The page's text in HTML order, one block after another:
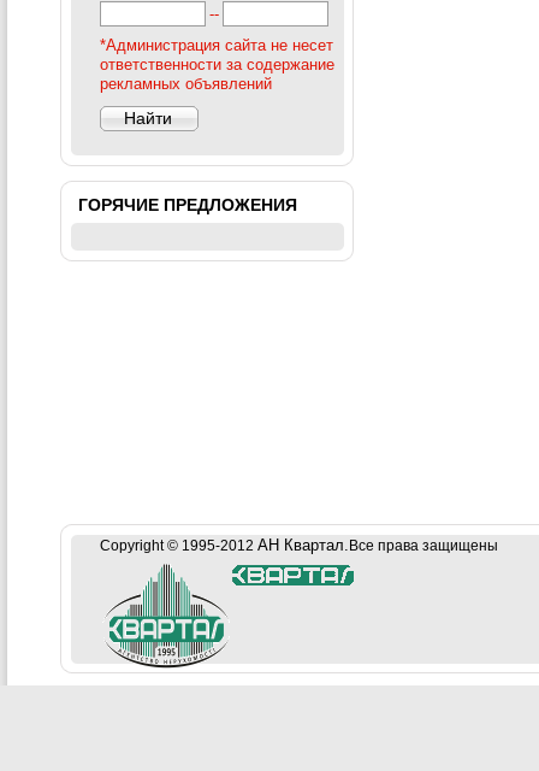
--
*Администрация сайта не несет
ответственности за содержание
рекламных объявлений
ГОРЯЧИЕ ПРЕДЛОЖЕНИЯ
Copyright © 1995-2012 АН Квартал. Все права защищены